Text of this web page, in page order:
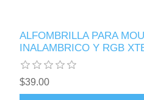
ALFOMBRILLA PARA
INALAMBRICO Y RGB
$39.00